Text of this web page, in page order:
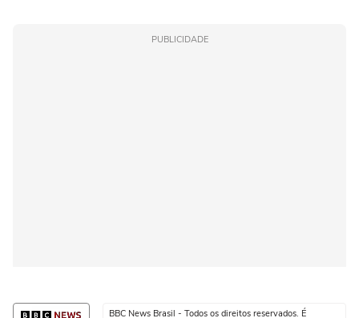
PUBLICIDADE
BBC News Brasil - Todos os direitos reservados. É